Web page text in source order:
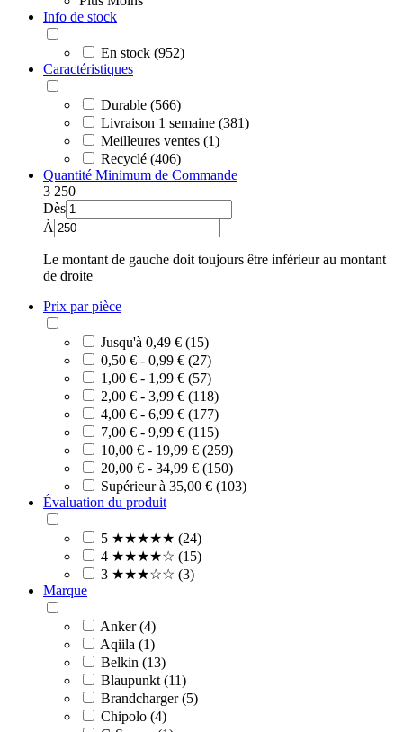
Info de stock
En stock (952)
Caractéristiques
Durable (566)
Livraison 1 semaine (381)
Meilleures ventes (1)
Recyclé (406)
Quantité Minimum de Commande
3 250
Dès
À
Le montant de gauche doit toujours être inférieur au montant
de droite
Prix par pièce
Jusqu'à 0,49 € (15)
0,50 € - 0,99 € (27)
1,00 € - 1,99 € (57)
2,00 € - 3,99 € (118)
4,00 € - 6,99 € (177)
7,00 € - 9,99 € (115)
10,00 € - 19,99 € (259)
20,00 € - 34,99 € (150)
Supérieur à 35,00 € (103)
Évaluation du produit
5 ★★★★★ (24)
4 ★★★★☆ (15)
3 ★★★☆☆ (3)
Marque
Anker (4)
Aqiila (1)
Belkin (13)
Blaupunkt (11)
Brandcharger (5)
Chipolo (4)